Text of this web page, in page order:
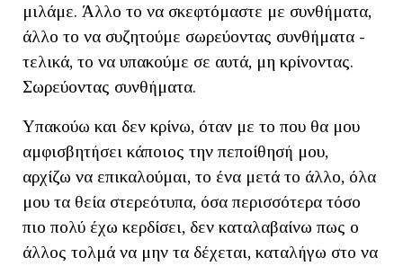
μιλάμε. Άλλο το να σκεφτόμαστε με συνθήματα,
άλλο το να συζητούμε σωρεύοντας συνθήματα -
τελικά, το να υπακούμε σε αυτά, μη κρίνοντας.
Σωρεύοντας συνθήματα.
Υπακούω και δεν κρίνω, όταν με το που θα μου
αμφισβητήσει κάποιος την πεποίθησή μου,
αρχίζω να επικαλούμαι, το ένα μετά το άλλο, όλα
μου τα θεία στερεότυπα, όσα περισσότερα τόσο
πιο πολύ έχω κερδίσει, δεν καταλαβαίνω πως ο
άλλος τολμά να μην τα δέχεται, καταλήγω στο να